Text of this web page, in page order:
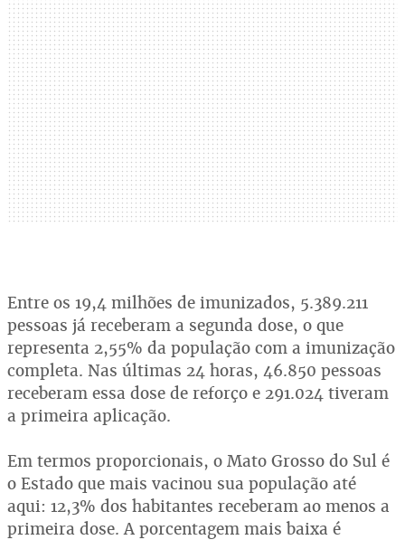
Entre os 19,4 milhões de imunizados, 5.389.211
pessoas já receberam a segunda dose, o que
representa 2,55% da população com a imunização
completa. Nas últimas 24 horas, 46.850 pessoas
receberam essa dose de reforço e 291.024 tiveram
a primeira aplicação.
Em termos proporcionais, o Mato Grosso do Sul é
o Estado que mais vacinou sua população até
aqui: 12,3% dos habitantes receberam ao menos a
primeira dose. A porcentagem mais baixa é